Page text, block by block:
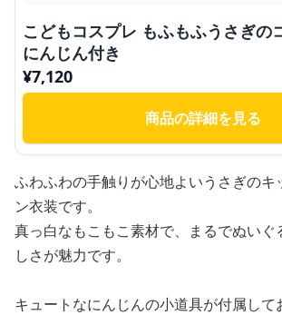
こどもコスプレ もふもふうさぎの
にんじん付き
¥7,120
商品の詳細を見る
ふわふわの手触りが心地よいうさぎのキ
ン衣装です。
真っ白なもこもこ素材で、まるでぬいぐ
しさが魅力です。
キュートなにんじんの小道具が付属して